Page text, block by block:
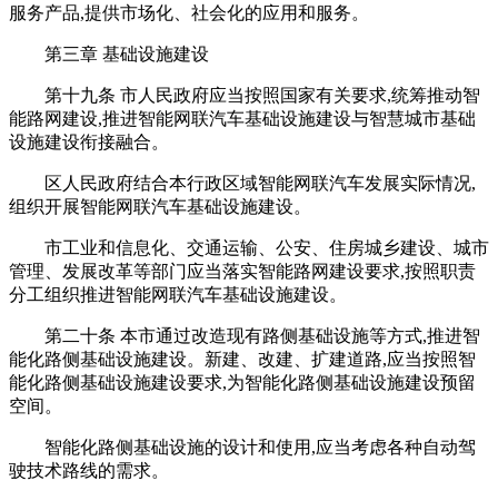
服务产品,提供市场化、社会化的应用和服务。
第三章 基础设施建设
第十九条 市人民政府应当按照国家有关要求,统筹推动智
能路网建设,推进智能网联汽车基础设施建设与智慧城市基础
设施建设衔接融合。
区人民政府结合本行政区域智能网联汽车发展实际情况,
组织开展智能网联汽车基础设施建设。
市工业和信息化、交通运输、公安、住房城乡建设、城市
管理、发展改革等部门应当落实智能路网建设要求,按照职责
分工组织推进智能网联汽车基础设施建设。
第二十条 本市通过改造现有路侧基础设施等方式,推进智
能化路侧基础设施建设。新建、改建、扩建道路,应当按照智
能化路侧基础设施建设要求,为智能化路侧基础设施建设预留
空间。
智能化路侧基础设施的设计和使用,应当考虑各种自动驾
驶技术路线的需求。